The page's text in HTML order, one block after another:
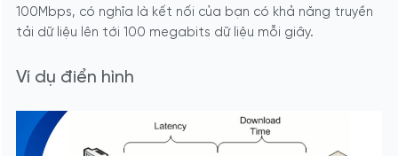
100Mbps, có nghĩa là kết nối của bạn có khả năng truyền
tải dữ liệu lên tới 100 megabits dữ liệu mỗi giây.
Ví dụ điển hình